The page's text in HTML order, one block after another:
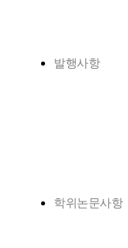
발행사항
학위논문사항